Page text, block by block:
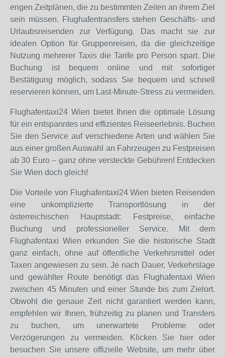
engen Zeitplänen, die zu bestimmten Zeiten an ihrem Ziel
sein müssen. Flughafentransfers stehen Geschäfts- und
Urlaubsreisenden zur Verfügung. Das macht sie zur
idealen Option für Gruppenreisen, da die gleichzeitige
Nutzung mehrerer Taxis die Tarife pro Person spart. Die
Buchung ist bequem online und mit sofortiger
Bestätigung möglich, sodass Sie bequem und schnell
reservieren können, um Last-Minute-Stress zu vermeiden.
Flughafentaxi24 Wien bietet Ihnen die optimale Lösung
für ein entspanntes und effizientes Reiseerlebnis. Buchen
Sie den Service auf verschiedene Arten und wählen Sie
aus einer großen Auswahl an Fahrzeugen zu Festpreisen
ab 30 Euro – ganz ohne versteckte Gebühren! Entdecken
Sie Wien doch gleich!
Die Vorteile von Flughafentaxi24 Wien bieten Reisenden
eine unkomplizierte Transportlösung in der
österreichischen Hauptstadt: Festpreise, einfache
Buchung und professioneller Service. Mit dem
Flughafentaxi Wien erkunden Sie die historische Stadt
ganz einfach, ohne auf öffentliche Verkehrsmittel oder
Taxen angewiesen zu sein. Je nach Dauer, Verkehrslage
und gewählter Route benötigt das Flughafentaxi Wien
zwischen 45 Minuten und einer Stunde bis zum Zielort.
Obwohl die genaue Zeit nicht garantiert werden kann,
empfehlen wir Ihnen, frühzeitig zu planen und Transfers
zu buchen, um unerwartete Probleme oder
Verzögerungen zu vermeiden. Klicken Sie hier oder
besuchen Sie unsere offizielle Website, um mehr über